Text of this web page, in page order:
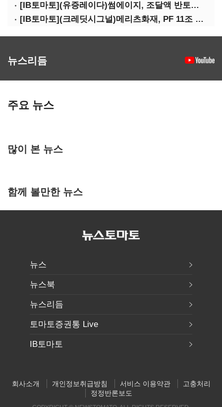
[IB토마토](유증레이다)썸에이지, 조달액 반토막…시총 200억 못 넘으면 철회
[IB토마토](크레딧시그널)메리츠화재, PF 11조 노출…부동산 사업성 저하 우려
뉴스리듬
주요 뉴스
많이 본 뉴스
함께 볼만한 뉴스
뉴스
뉴스북
뉴스리듬
토마토증권통 Live
IB토마토
회사소개 개인정보취급방침 서비스 이용약관
고충처리
정정반론보도